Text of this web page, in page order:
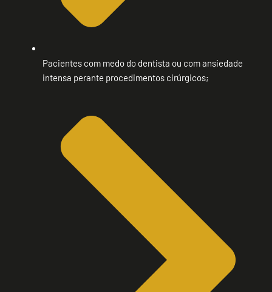
Pacientes com medo do dentista ou com ansiedade
intensa perante procedimentos cirúrgicos;